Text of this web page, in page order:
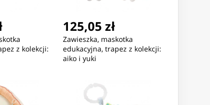
z kolekcji:
125,05 zł
Zawieszka, maskotka
edukacyjna, trapez z kolekcji:
aiko i yuki